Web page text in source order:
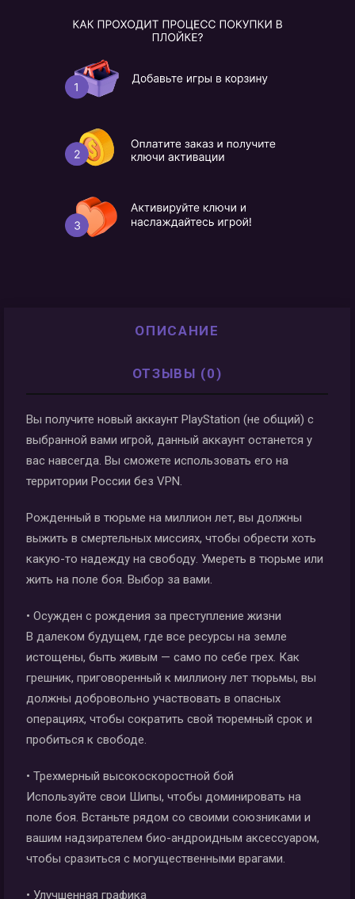
ОПИСАНИЕ
ОТЗЫВЫ (0)
Вы получите новый аккаунт PlayStation (не общий) с
выбранной вами игрой, данный аккаунт останется у
вас навсегда. Вы сможете использовать его на
территории России без VPN.
Рожденный в тюрьме на миллион лет, вы должны
выжить в смертельных миссиях, чтобы обрести хоть
какую-то надежду на свободу. Умереть в тюрьме или
жить на поле боя. Выбор за вами.
• Осужден с рождения за преступление жизни
В далеком будущем, где все ресурсы на земле
истощены, быть живым — само по себе грех. Как
грешник, приговоренный к миллиону лет тюрьмы, вы
должны добровольно участвовать в опасных
операциях, чтобы сократить свой тюремный срок и
пробиться к свободе.
• Трехмерный высокоскоростной бой
Используйте свои Шипы, чтобы доминировать на
поле боя. Встаньте рядом со своими союзниками и
вашим надзирателем био-андроидным аксессуаром,
чтобы сразиться с могущественными врагами.
• Улучшенная графика